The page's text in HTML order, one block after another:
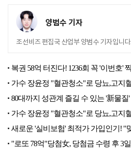
양범수 기자
조선비즈 편집국 산업부 양범수 기자입니다.